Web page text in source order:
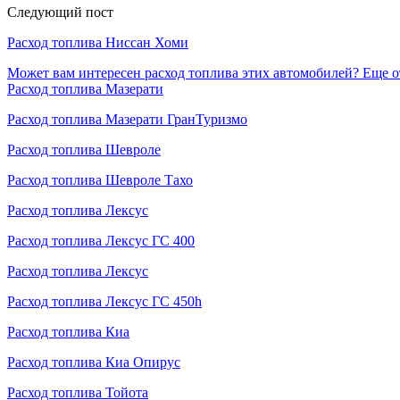
Следующий пост
Расход топлива Ниссан Хоми
Может вам интересен расход топлива этих автомобилей? Еще
Расход топлива Мазерати
Расход топлива Мазерати ГранТуризмо
Расход топлива Шевроле
Расход топлива Шевроле Тахо
Расход топлива Лексус
Расход топлива Лексус ГС 400
Расход топлива Лексус
Расход топлива Лексус ГС 450h
Расход топлива Киа
Расход топлива Киа Опирус
Расход топлива Тойота